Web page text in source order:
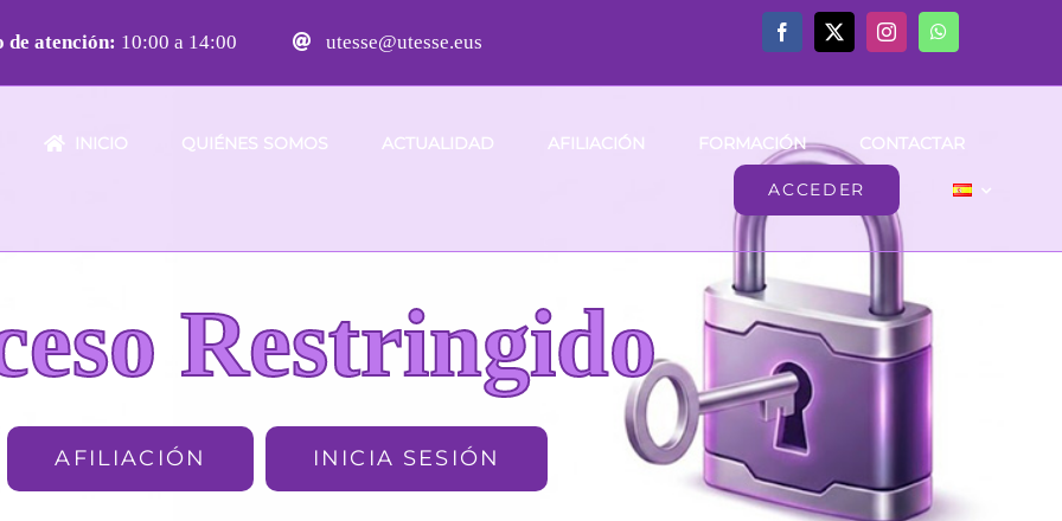
atención: 10:00 a 14:00 utesse@utesse.eus
INICIO QUIÉNES SOMOS ACTUALIDAD AFILIACIÓN FORMACIÓN CONTACTAR
ACCEDER
Restringido
AFILIACIÓN INICIA SESIÓN